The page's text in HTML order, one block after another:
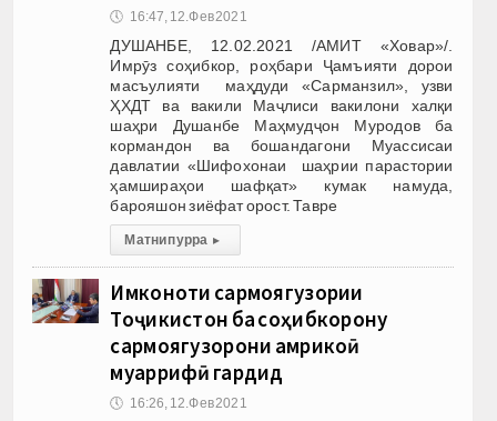
🕔 16:47, 12.Фев 2021
ДУШАНБЕ, 12.02.2021 /АМИТ «Ховар»/.
Имрӯз соҳибкор, роҳбари Ҷамъияти дорои
масъулияти маҳдуди «Сарманзил», узви
ҲХДТ ва вакили Маҷлиси вакилони халқи
шаҳри Душанбе Маҳмудҷон Муродов ба
кормандон ва бошандагони Муассисаи
давлатии «Шифохонаи шаҳрии парастории
ҳамшираҳои шафқат» кумак намуда,
барояшон зиёфат орост. Тавре
Матни пурра ▸
Имконоти сармоягузории
Тоҷикистон ба соҳибкорону
сармоягузорони амрикоӣ
муаррифӣ гардид
🕔 16:26, 12.Фев 2021